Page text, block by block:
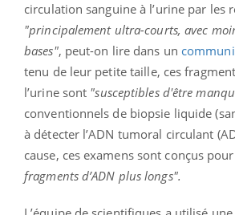
circulation sanguine à l’urine par les
"principalement ultra-courts, avec
bases", peut-on lire dans un
tenu de leur petite taille, ces
l’urine sont "susceptibles d'être
conventionnels de biopsie liquide
à détecter l’ADN tumoral circulant
cause, ces examens sont conçus pour
fragments d’ADN plus longs".